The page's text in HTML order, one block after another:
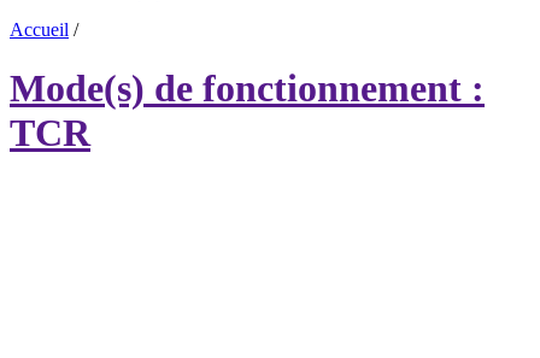
Accueil /
Mode(s) de fonctionnement :
TCR